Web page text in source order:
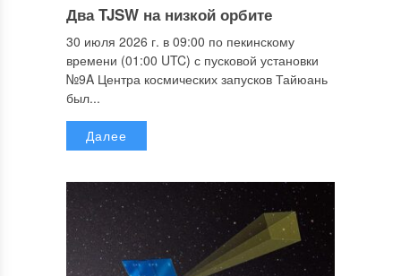
Два TJSW на низкой орбите
30 июля 2026 г. в 09:00 по пекинскому
времени (01:00 UTC) с пусковой установки
№9A Центра космических запусков Тайюань
был...
Далее